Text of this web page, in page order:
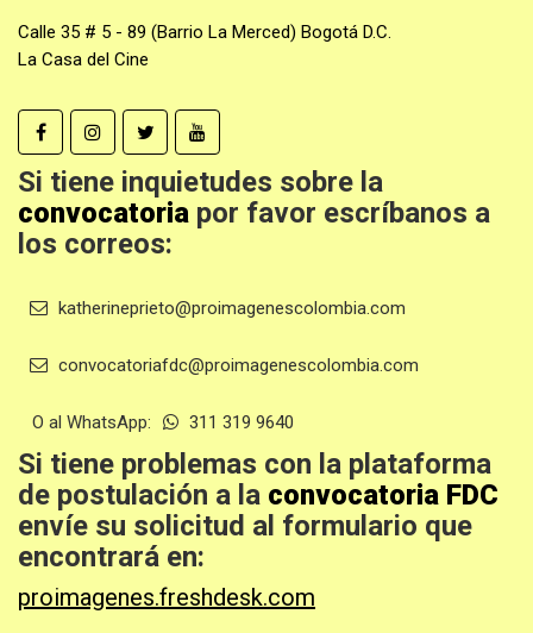
Calle 35 # 5 - 89 (Barrio La Merced) Bogotá D.C.
La Casa del Cine
Si tiene inquietudes sobre la
convocatoria por favor escríbanos a
los correos:
katherineprieto@proimagenescolombia.com
convocatoriafdc@proimagenescolombia.com
O al WhatsApp: 311 319 9640
Si tiene problemas con la plataforma
de postulación a la convocatoria FDC
envíe su solicitud al formulario que
encontrará en:
proimagenes.freshdesk.com